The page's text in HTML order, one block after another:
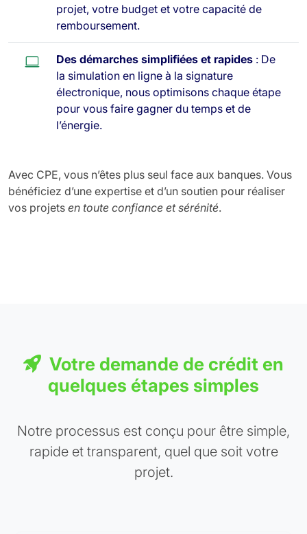
projet, votre budget et votre capacité de
remboursement.
Des démarches simplifiées et rapides : De
la simulation en ligne à la signature
électronique, nous optimisons chaque étape
pour vous faire gagner du temps et de
l’énergie.
Avec CPE, vous n’êtes plus seul face aux banques. Vous
bénéficiez d’une expertise et d’un soutien pour réaliser
vos projets en toute confiance et sérénité.
Votre demande de crédit en
quelques étapes simples
Notre processus est conçu pour être simple,
rapide et transparent, quel que soit votre
projet.